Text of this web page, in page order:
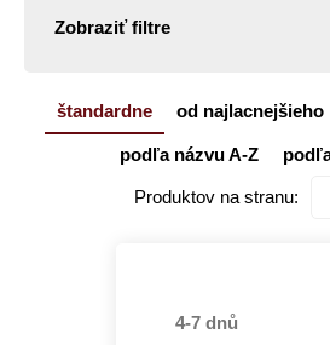
Zobraziť filtre
štandardne od najlacnejšieho
podľa názvu A-Z
Produktov na stranu:
4-7 dnů